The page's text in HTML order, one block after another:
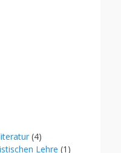
(4)
Lehre (1)